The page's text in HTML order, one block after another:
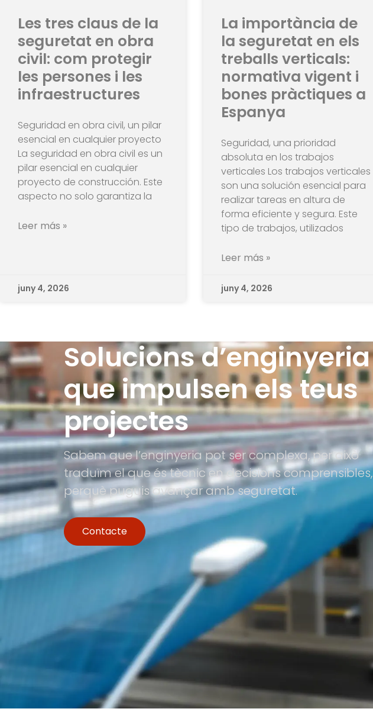
Les tres claus de la
seguretat en obra
civil: com protegir
les persones i les
infraestructures
Seguridad en obra civil, un pilar
esencial en cualquier proyecto
La seguridad en obra civil es un
pilar esencial en cualquier
proyecto de construcción. Este
aspecto no solo garantiza la
Leer más »
juny 4, 2026
La importància de
la seguretat en els
treballs verticals:
normativa vigent i
bones pràctiques a
Espanya
Seguridad, una prioridad
absoluta en los trabajos
verticales Los trabajos verticales
son una solución esencial para
realizar tareas en altura de
forma eficiente y segura. Este
tipo de trabajos, utilizados
Leer más »
juny 4, 2026
Solucions d’enginyeria
que impulsen els teus
projectes
Sabem que l’enginyeria pot ser complexa, per això
traduïm el que és tècnic en decisions comprensibles,
perquè puguis avançar amb seguretat.
Contacte